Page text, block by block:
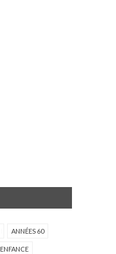
ANNÉES 60
ENFANCE